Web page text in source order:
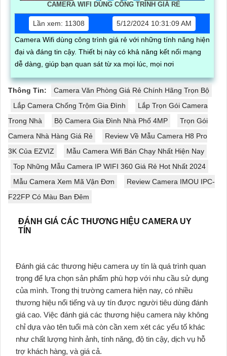
CAMERA WIFI DÙNG CÔNG TRÌNH GIÁ RẺ
Lần xem: 11308
5/12/2024 10:31:09 AM
Camera Wifi dùng công trình giá rẻ với những tính năng hiện
đại và đáng tin cậy. Thiết bị này có khả năng kết nối mạng
dễ dàng, giúp bạn quan sát từ xa mọi lúc, mọi nơi
Thông Tin:
Camera Văn Phòng Giá Rẻ Chính Hãng Trọn Bộ
Lắp Camera Chống Trộm Gia Đình
Lắp Trọn Gói Camera
Trong Nhà
Bộ Camera Gia Đình Nhà Phố 4MP
Trọn Gói
Camera Nhà Hàng Giá Rẻ
Review Về Mẫu Camera H8 Pro
3K Của EZVIZ
Mẫu Camera Wifi Bán Chạy Nhất Hiện Nay
Top Những Mẫu Camera IP WIFI 360 Giá Rẻ Hot Nhất 2024
Mẫu Camera Xem Mã Vận Đơn
Review Camera IMOU IPC-
F22FP Có Màu Ban Đêm
ĐÁNH GIÁ CÁC THƯƠNG HIỆU CAMERA UY
TÍN
Đánh giá các thương hiệu camera uy tín là quá trình quan
trọng để lựa chọn sản phẩm phù hợp với nhu cầu sử dụng
của mình. Trong thị trường camera hiện nay, có nhiều
thương hiệu nổi tiếng và uy tín được người tiêu dùng đánh
giá cao. Việc đánh giá các thương hiệu camera này không
chỉ dựa vào tên tuổi mà còn cần xem xét các yếu tố khác
như chất lượng hình ảnh, tính năng, độ tin cậy, dịch vụ hỗ
trợ khách hàng, và giá cả.